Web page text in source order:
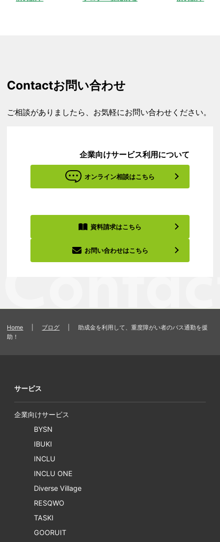
Contactお問い合わせ
ご相談がありましたら、お気軽にお問い合わせください。
企業向けサービス利用について
オンライン相談はこちら
資料請求はこちら
お問い合わせはこちら
Home ブログ
助成金を利用して、重度障がい者のバス通勤を援
助！
サービス
企業向けサービス
BYSN
IBUKI
INCLU
INCLU ONE
Diverse Village
RESQWO
TASKI
GOORUIT